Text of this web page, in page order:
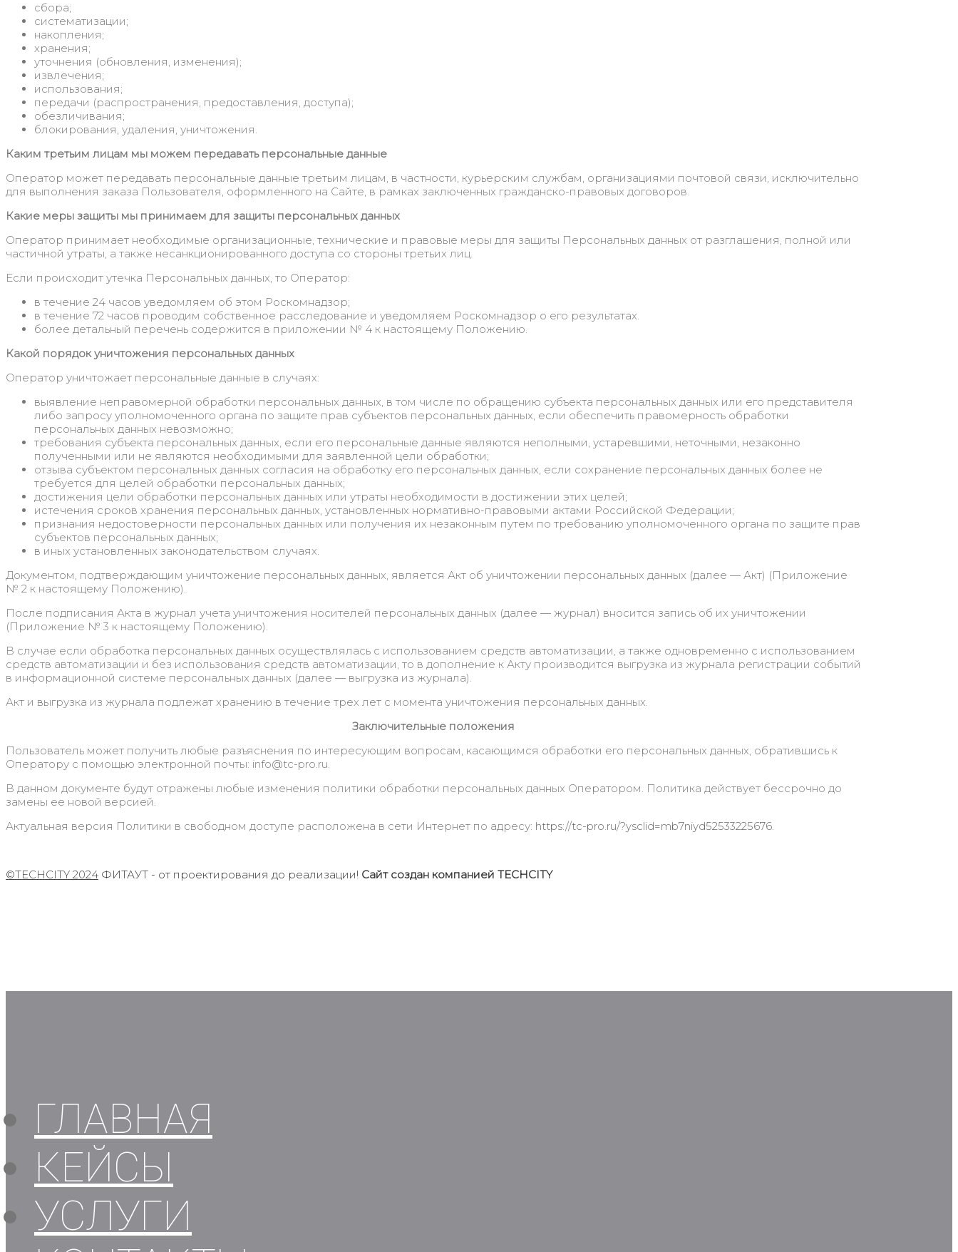
сбора;
систематизации;
накопления;
хранения;
уточнения (обновления, изменения);
извлечения;
использования;
передачи (распространения, предоставления, доступа);
обезличивания;
блокирования, удаления, уничтожения.
Каким третьим лицам мы можем передавать персональные данные
Оператор может передавать персональные данные третьим лицам, в частности, курьерским службам, организациями почтовой связи, исключительно
для выполнения заказа Пользователя, оформленного на Сайте, в рамках заключенных гражданско-правовых договоров.
Какие меры защиты мы принимаем для защиты персональных данных
Оператор принимает необходимые организационные, технические и правовые меры для защиты Персональных данных от разглашения, полной или
частичной утраты, а также несанкционированного доступа со стороны третьих лиц.
Если происходит утечка Персональных данных, то Оператор:
в течение 24 часов уведомляем об этом Роскомнадзор;
в течение 72 часов проводим собственное расследование и уведомляем Роскомнадзор о его результатах.
более детальный перечень содержится в приложении № 4 к настоящему Положению.
Какой порядок уничтожения персональных данных
Оператор уничтожает персональные данные в случаях:
выявление неправомерной обработки персональных данных, в том числе по обращению субъекта персональных данных или его представителя
либо запросу уполномоченного органа по защите прав субъектов персональных данных, если обеспечить правомерность обработки
персональных данных невозможно;
требования субъекта персональных данных, если его персональные данные являются неполными, устаревшими, неточными, незаконно
полученными или не являются необходимыми для заявленной цели обработки;
отзыва субъектом персональных данных согласия на обработку его персональных данных, если сохранение персональных данных более не
требуется для целей обработки персональных данных;
достижения цели обработки персональных данных или утраты необходимости в достижении этих целей;
истечения сроков хранения персональных данных, установленных нормативно-правовыми актами Российской Федерации;
признания недостоверности персональных данных или получения их незаконным путем по требованию уполномоченного органа по защите прав
субъектов персональных данных;
в иных установленных законодательством случаях.
Документом, подтверждающим уничтожение персональных данных, является Акт об уничтожении персональных данных (далее — Акт) (Приложение
№ 2 к настоящему Положению).
После подписания Акта в журнал учета уничтожения носителей персональных данных (далее — журнал) вносится запись об их уничтожении
(Приложение № 3 к настоящему Положению).
В случае если обработка персональных данных осуществлялась с использованием средств автоматизации, а также одновременно с использованием
средств автоматизации и без использования средств автоматизации, то в дополнение к Акту производится выгрузка из журнала регистрации событий
в информационной системе персональных данных (далее — выгрузка из журнала).
Акт и выгрузка из журнала подлежат хранению в течение трех лет с момента уничтожения персональных данных.
Заключительные положения
Пользователь может получить любые разъяснения по интересующим вопросам, касающимся обработки его персональных данных, обратившись к
Оператору с помощью электронной почты: info@tc-pro.ru.
В данном документе будут отражены любые изменения политики обработки персональных данных Оператором. Политика действует бессрочно до
замены ее новой версией.
Актуальная версия Политики в свободном доступе расположена в сети Интернет по адресу: https://tc-pro.ru/?ysclid=mb7niyd52533225676.
©TECHCITY 2024 ФИТАУТ - от проектирования до реализации! Сайт создан компанией TECHCITY
ГЛАВНАЯ
КЕЙСЫ
УСЛУГИ